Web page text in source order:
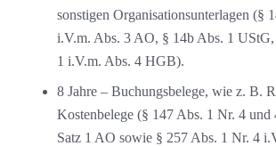
sonstigen Organisationsunterlagen (§
i.V.m. Abs. 3 AO, § 14b Abs. 1
1 i.V.m. Abs. 4 HGB).
8 Jahre – Buchungsbelege, wie z. B.
Kostenbelege (§ 147 Abs. 1 Nr. 4 und
Satz 1 AO sowie § 257 Abs. 1 Nr. 4